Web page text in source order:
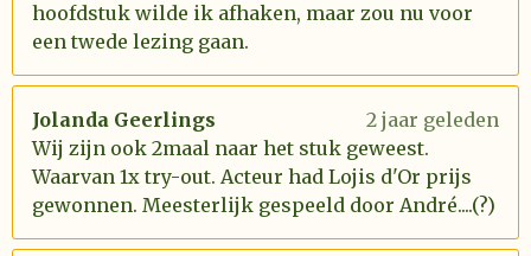
hoofdstuk wilde ik afhaken, maar zou nu voor
een twede lezing gaan.
Jolanda Geerlings
2 jaar geleden
Wij zijn ook 2maal naar het stuk geweest.
Waarvan 1x try-out. Acteur had Lojis d'Or prijs
gewonnen. Meesterlijk gespeeld door André....(?)